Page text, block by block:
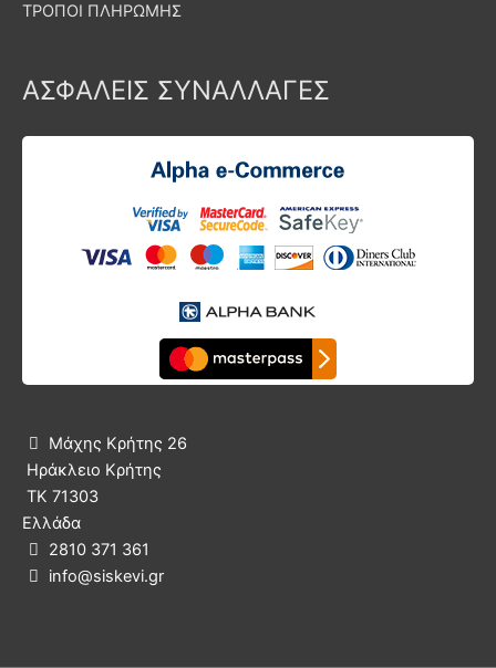
ΤΡΟΠΟΙ ΠΛΗΡΩΜΗΣ
ΑΣΦΑΛΕΙΣ ΣΥΝΑΛΛΑΓΕΣ

Μάχης Κρήτης 26
Ηράκλειο Κρήτης
ΤΚ 71303
Ελλάδα
 2810 371 361
 info@siskevi.gr